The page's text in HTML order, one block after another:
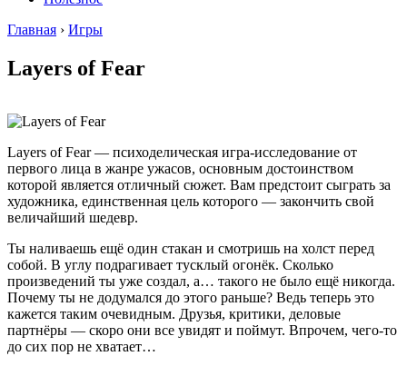
Главная › Игры
Layers of Fear
Layers of Fear — психоделическая игра-исследование от
первого лица в жанре ужасов, основным достоинством
которой является отличный сюжет. Вам предстоит сыграть за
художника, единственная цель которого — закончить свой
величайший шедевр.
Ты наливаешь ещё один стакан и смотришь на холст перед
собой. В углу подрагивает тусклый огонёк. Сколько
произведений ты уже создал, а… такого не было ещё никогда.
Почему ты не додумался до этого раньше? Ведь теперь это
кажется таким очевидным. Друзья, критики, деловые
партнёры — скоро они все увидят и поймут. Впрочем, чего-то
до сих пор не хватает…